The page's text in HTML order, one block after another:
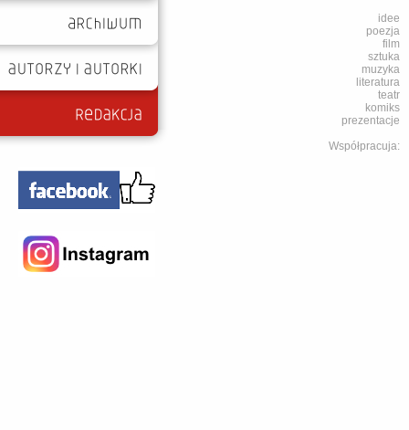
idee
poezja
film
sztuka
muzyka
literatura
teatr
komiks
prezentacje
Współpracuja: